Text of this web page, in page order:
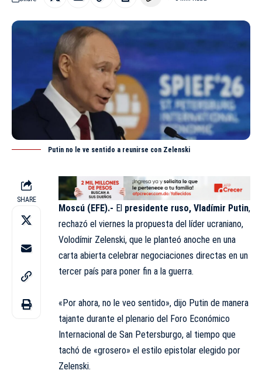
Putin no le ve sentido a reunirse con Zelenski
SHARE
Moscú (EFE).- El presidente ruso, Vladímir Putin,
rechazó el viernes la propuesta del líder ucraniano,
Volodímir Zelenski, que le planteó anoche en una
carta abierta celebrar negociaciones directas en un
tercer país para poner fin a la guerra.
«Por ahora, no le veo sentido», dijo Putin de manera
tajante durante el plenario del Foro Económico
Internacional de San Petersburgo, al tiempo que
tachó de «grosero» el estilo epistolar elegido por
Zelenski.